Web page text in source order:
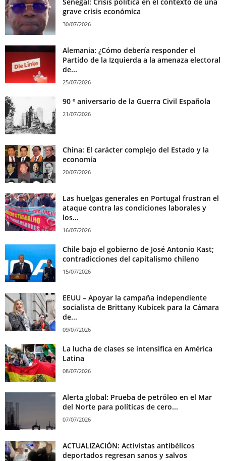
Senegal: Crisis política en el contexto de una
grave crisis económica
30/07/2026
Alemania: ¿Cómo debería responder el
Partido de la Izquierda a la amenaza electoral
de...
25/07/2026
90 º aniversario de la Guerra Civil Española
21/07/2026
China: El carácter complejo del Estado y la
economía
20/07/2026
Las huelgas generales en Portugal frustran el
ataque contra las condiciones laborales y
los...
16/07/2026
Chile bajo el gobierno de José Antonio Kast;
contradicciones del capitalismo chileno
15/07/2026
EEUU – Apoyar la campaña independiente
socialista de Brittany Kubicek para la Cámara
de...
09/07/2026
La lucha de clases se intensifica en América
Latina
08/07/2026
Alerta global: Prueba de petróleo en el Mar
del Norte para políticas de cero...
07/07/2026
ACTUALIZACIÓN: Activistas antibélicos
deportados regresan sanos y salvos